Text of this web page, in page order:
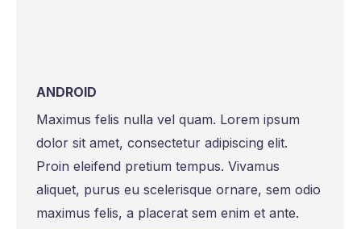
ANDROID
Maximus felis nulla vel quam. Lorem ipsum
dolor sit amet, consectetur adipiscing elit.
Proin eleifend pretium tempus. Vivamus
aliquet, purus eu scelerisque ornare, sem odio
maximus felis, a placerat sem enim et ante.